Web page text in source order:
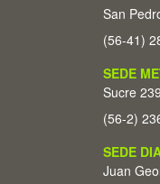
San
(56-41)
SEDE
Sucre
(56-2)
SEDE
Juan